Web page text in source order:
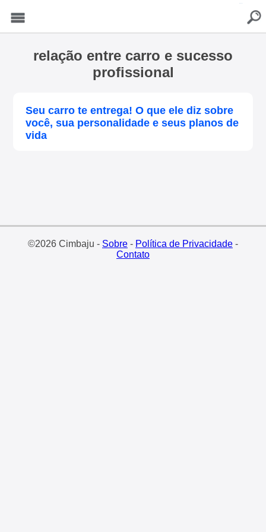
relação entre carro e sucesso
profissional
Seu carro te entrega! O que ele diz sobre
você, sua personalidade e seus planos de
vida
©2026 Cimbaju - Sobre- Política de Privacidade-
Contato